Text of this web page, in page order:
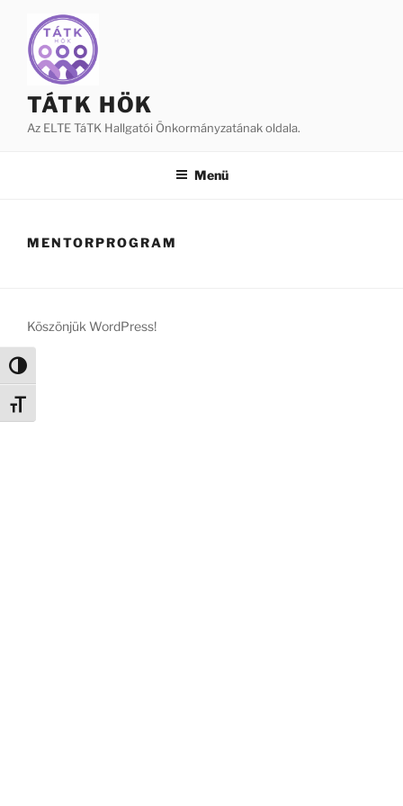
Nagy kontraszt váltása
Betűméret váltása
TÁTK HÖK
Az ELTE TáTK Hallgatói Önkormányzatának oldala.
Menü
MENTORPROGRAM
Köszönjük WordPress!